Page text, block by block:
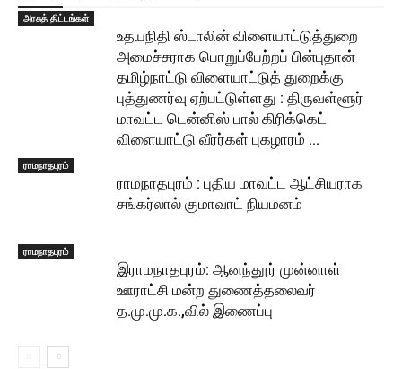
அரசுத் திட்டங்கள்
உதயநிதி ஸ்டாலின் விளையாட்டுத்துறை
அமைச்சராக பொறுப்பேற்றப் பின்புதான்
தமிழ்நாட்டு விளையாட்டுத் துறைக்கு
புத்துணர்வு ஏற்பட்டுள்ளது : திருவள்ளூர்
மாவட்ட டென்னிஸ் பால் கிரிக்கெட்
விளையாட்டு வீரர்கள் புகழாரம் …
ராமநாதபுரம்
ராமநாதபுரம் : புதிய மாவட்ட ஆட்சியராக
சங்கர்லால் குமாவாட் நியமனம்
ராமநாதபுரம்
இராமநாதபுரம்: ஆனந்தூர் முன்னாள்
ஊராட்சி மன்ற துணைத்தலைவர்
த.மு.மு.க.,வில் இணைப்பு